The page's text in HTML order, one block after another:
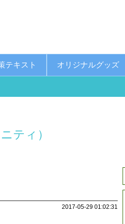
テキスト オリジナルグッズ
ティ）
2017-05-29 01:02:31